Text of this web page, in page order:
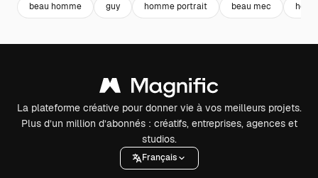
beau homme guy homme portrait beau mec
La plateforme créative pour donner vie à vos meilleurs projets.
Plus d’un million d’abonnés : créatifs, entreprises, agences et
studios.
Français